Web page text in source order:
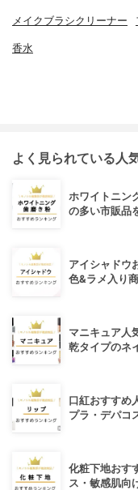
メイクブラシクリーナー
香水
よく見られている人
ホワイトニン
の多い市販品
アイシャドウ
色&ラメ入り
マニキュア人
乾タイプのネ
口紅おすすめ
プラ・デパコ
化粧下地おす
ス・敏感肌向